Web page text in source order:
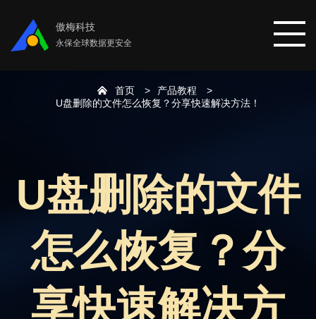
傲梅科技
永保全球数据更安全
数据恢复
数据备份
首页
产品教程
U盘删除的文件怎么恢复？分享快速解决方法！
U盘删除的文件
怎么恢复？分
享快速解决方